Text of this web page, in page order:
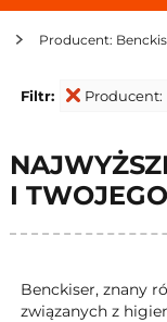
Producent:
Filtr:
I
Benckiser, znany
związanych z